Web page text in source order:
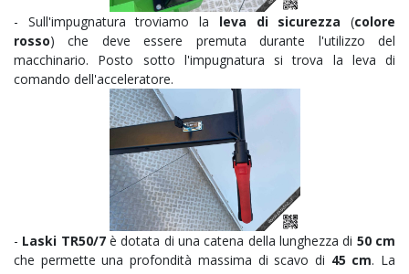
- Sull'impugnatura troviamo la leva di sicurezza (colore
rosso) che deve essere premuta durante l'utilizzo del
macchinario. Posto sotto l'impugnatura si trova la leva di
comando dell'acceleratore.
- Laski TR50/7è dotata di una catena della lunghezza di 50 cm
che permette una profondità massima di scavo di 45 cm. La